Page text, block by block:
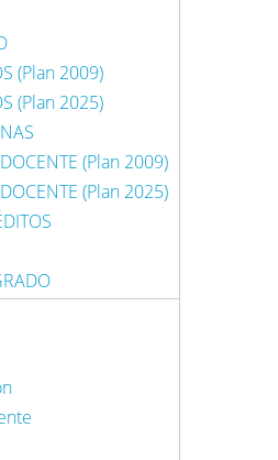
(Plan 2009)
(Plan 2025)
(Plan 2009)
(Plan 2025)